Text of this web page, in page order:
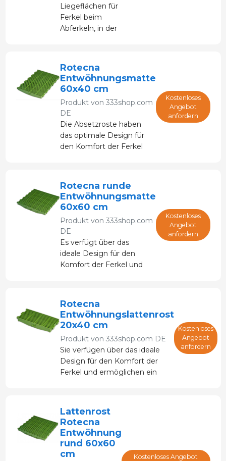
Liegeflächen für
Ferkel beim
Abferkeln, in der
Rotecna
Entwöhnungsmatte
60x40 cm
Produkt von 333shop.com
DE
Die Absetzroste haben
das optimale Design für
den Komfort der Ferkel
schädigen.
Kostenloses
Angebot
anfordern
Rotecna runde
Entwöhnungsmatte
60x60 cm
Produkt von 333shop.com
DE
Es verfügt über das
ideale Design für den
Komfort der Ferkel und
schädigen.
Kostenloses
Angebot
anfordern
Rotecna
Entwöhnungslattenrost
20x40 cm
Produkt von 333shop.com DE
Sie verfügen über das ideale
Design für den Komfort der
Ferkel und ermöglichen ein
Kostenloses
Angebot
anfordern
Lattenrost
Rotecna
Entwöhnung
rund 60x60
cm
Kostenloses Angebot